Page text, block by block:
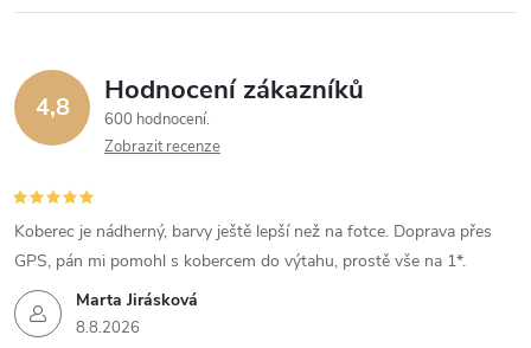
4,8 Hodnocení zákazníků
600 hodnocení
Zobrazit recenze
Marta Jirásková
8.8.2026
Koberec je nádherný, barvy ještě lepší než na fotce. Doprava přes
GPS, pán mi pomohl s kobercem do výtahu, prostě vše na 1*.